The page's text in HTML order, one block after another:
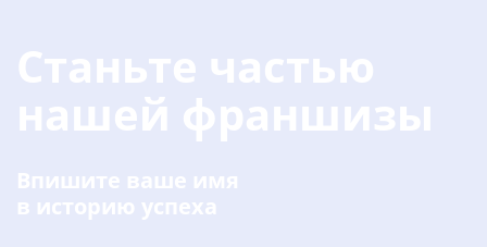
Станьте частью
нашей франшизы
Впишите ваше имя
в историю успеха